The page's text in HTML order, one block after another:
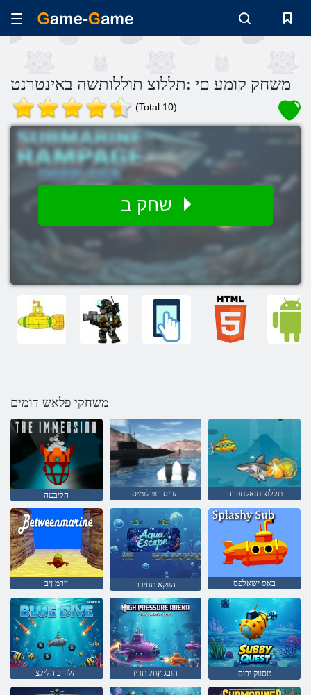
משחק קומע םי :תללוצ תוללותשה באינטרנט
(Total 10)
משחקי פלאש דומים
הליבטה הריס רוטלומיס תללוצ תואקתפרה
ןירמ ןיב הווקא תחירב באס ישאלפס
הלוחכ הלילצ הובג ץחל תריז טסווק יבוס